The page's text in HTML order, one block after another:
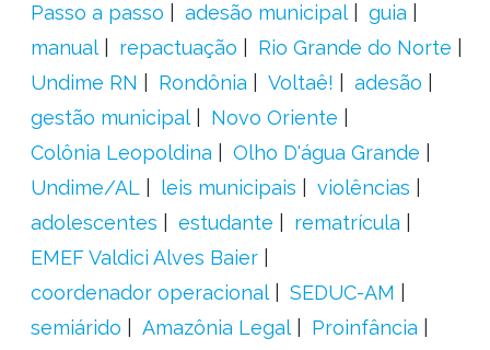
Passo a passo
adesão municipal
guia
manual
repactuação
Rio Grande do Norte
Undime RN
Rondônia Voltaê!
adesão
gestão municipal
Novo Oriente
Colônia Leopoldina
Olho D'água Grande
Undime/AL
leis municipais
violências
adolescentes
estudante
rematrícula
EMEF Valdici Alves Baier
coordenador operacional
SEDUC-AM
semiárido
Amazônia Legal
Proinfância